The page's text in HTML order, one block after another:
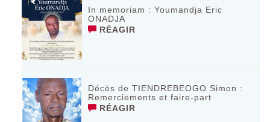
In memoriam : Youmandja Eric
ONADJA
RÉAGIR
Décès de TIENDREBEOGO Simon :
Remerciements et faire-part
RÉAGIR